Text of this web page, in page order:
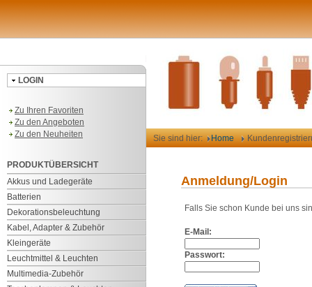
LOGIN
Zu Ihren Favoriten
Zu den Angeboten
Zu den Neuheiten
PRODUKTÜBERSICHT
Akkus und Ladegeräte
Batterien
Dekorationsbeleuchtung
Kabel, Adapter & Zubehör
Kleingeräte
Leuchtmittel & Leuchten
Multimedia-Zubehör
Sie sind hier: Home
Anmeldung/Login
Falls Sie schon Kunde bei uns
E-Mail:
Passwort: